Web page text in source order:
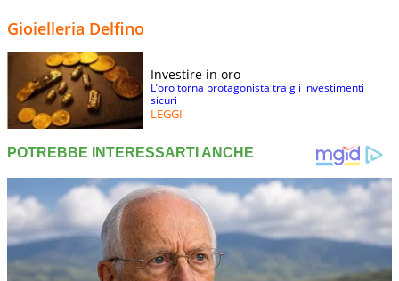
Gioielleria Delfino
Investire in oro
L’oro torna protagonista tra gli investimenti
sicuri
LEGGI